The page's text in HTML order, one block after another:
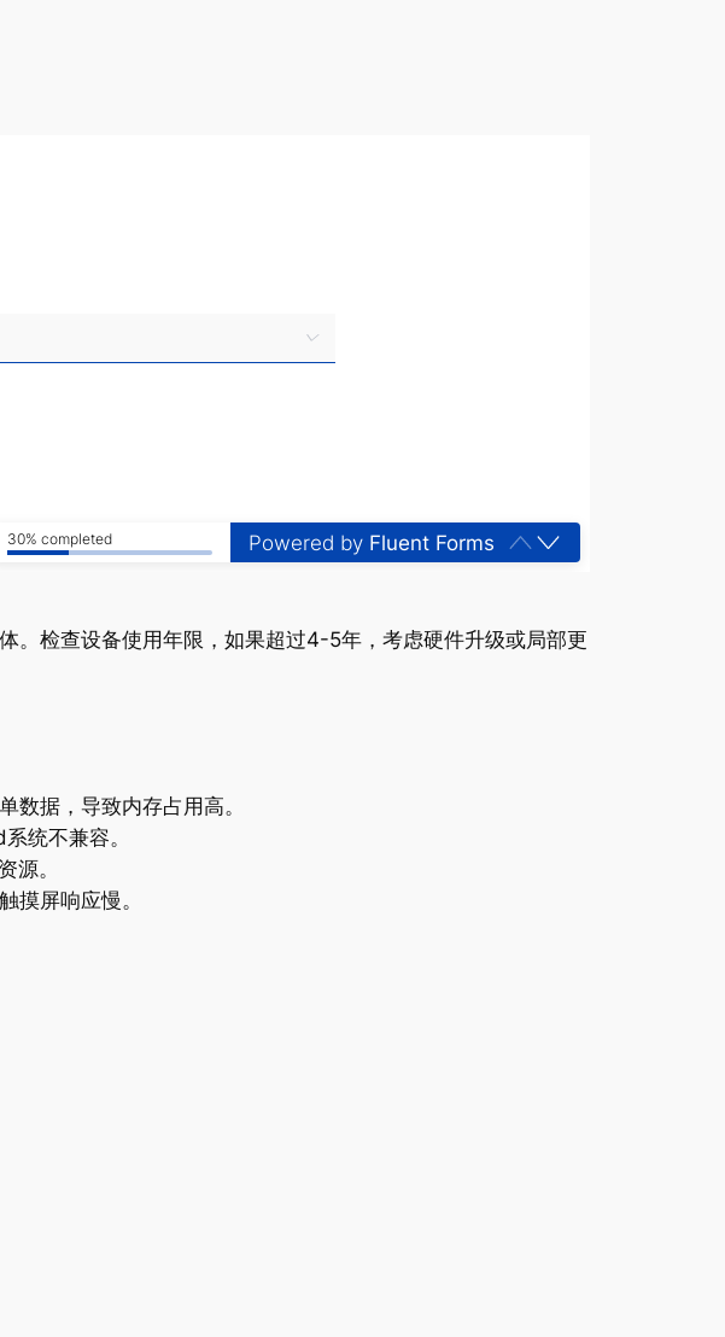
30% completed Powered by Fluent Forms
。检查设备使用年限，如果超过4-5年，考虑硬件升级或局部更
数据，导致内存占用高。
统不兼容。
源。
摸屏响应慢。